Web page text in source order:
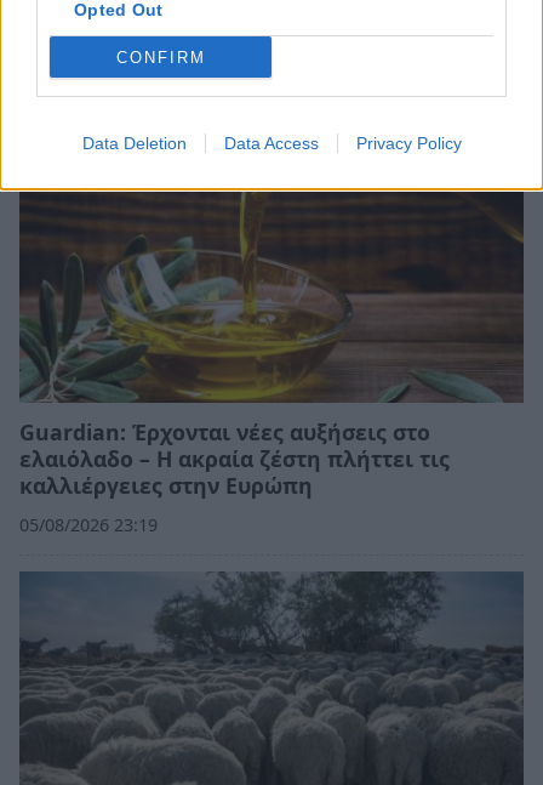
Opted Out
CONFIRM
Data Deletion Data Access Privacy Policy
λαϊκές αγορές και τα ελαιοτριβεία
06/08/2026 10:58
Guardian: Έρχονται νέες αυξήσεις στο
ελαιόλαδο – Η ακραία ζέστη πλήττει τις
καλλιέργειες στην Ευρώπη
05/08/2026 23:19